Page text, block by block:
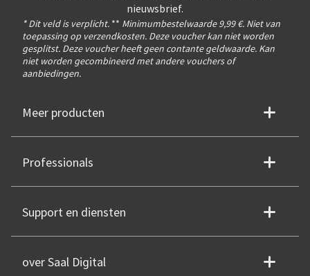
nieuwsbrief.
* Dit veld is verplicht. ** Minimumbestelwaarde 9,99 €. Niet van
toepassing op verzendkosten. Deze voucher kan niet worden
gesplitst. Deze voucher heeft geen contante geldwaarde. Kan
niet worden gecombineerd met andere vouchers of
aanbiedingen.
Meer producten
Professionals
Support en diensten
over Saal Digital